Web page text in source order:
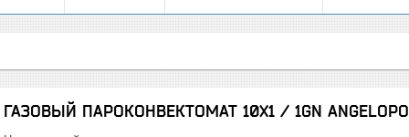
ГАЗОВЫЙ ПАРОКОНВЕКТОМАТ 10X1 / 1GN ANGELOPO